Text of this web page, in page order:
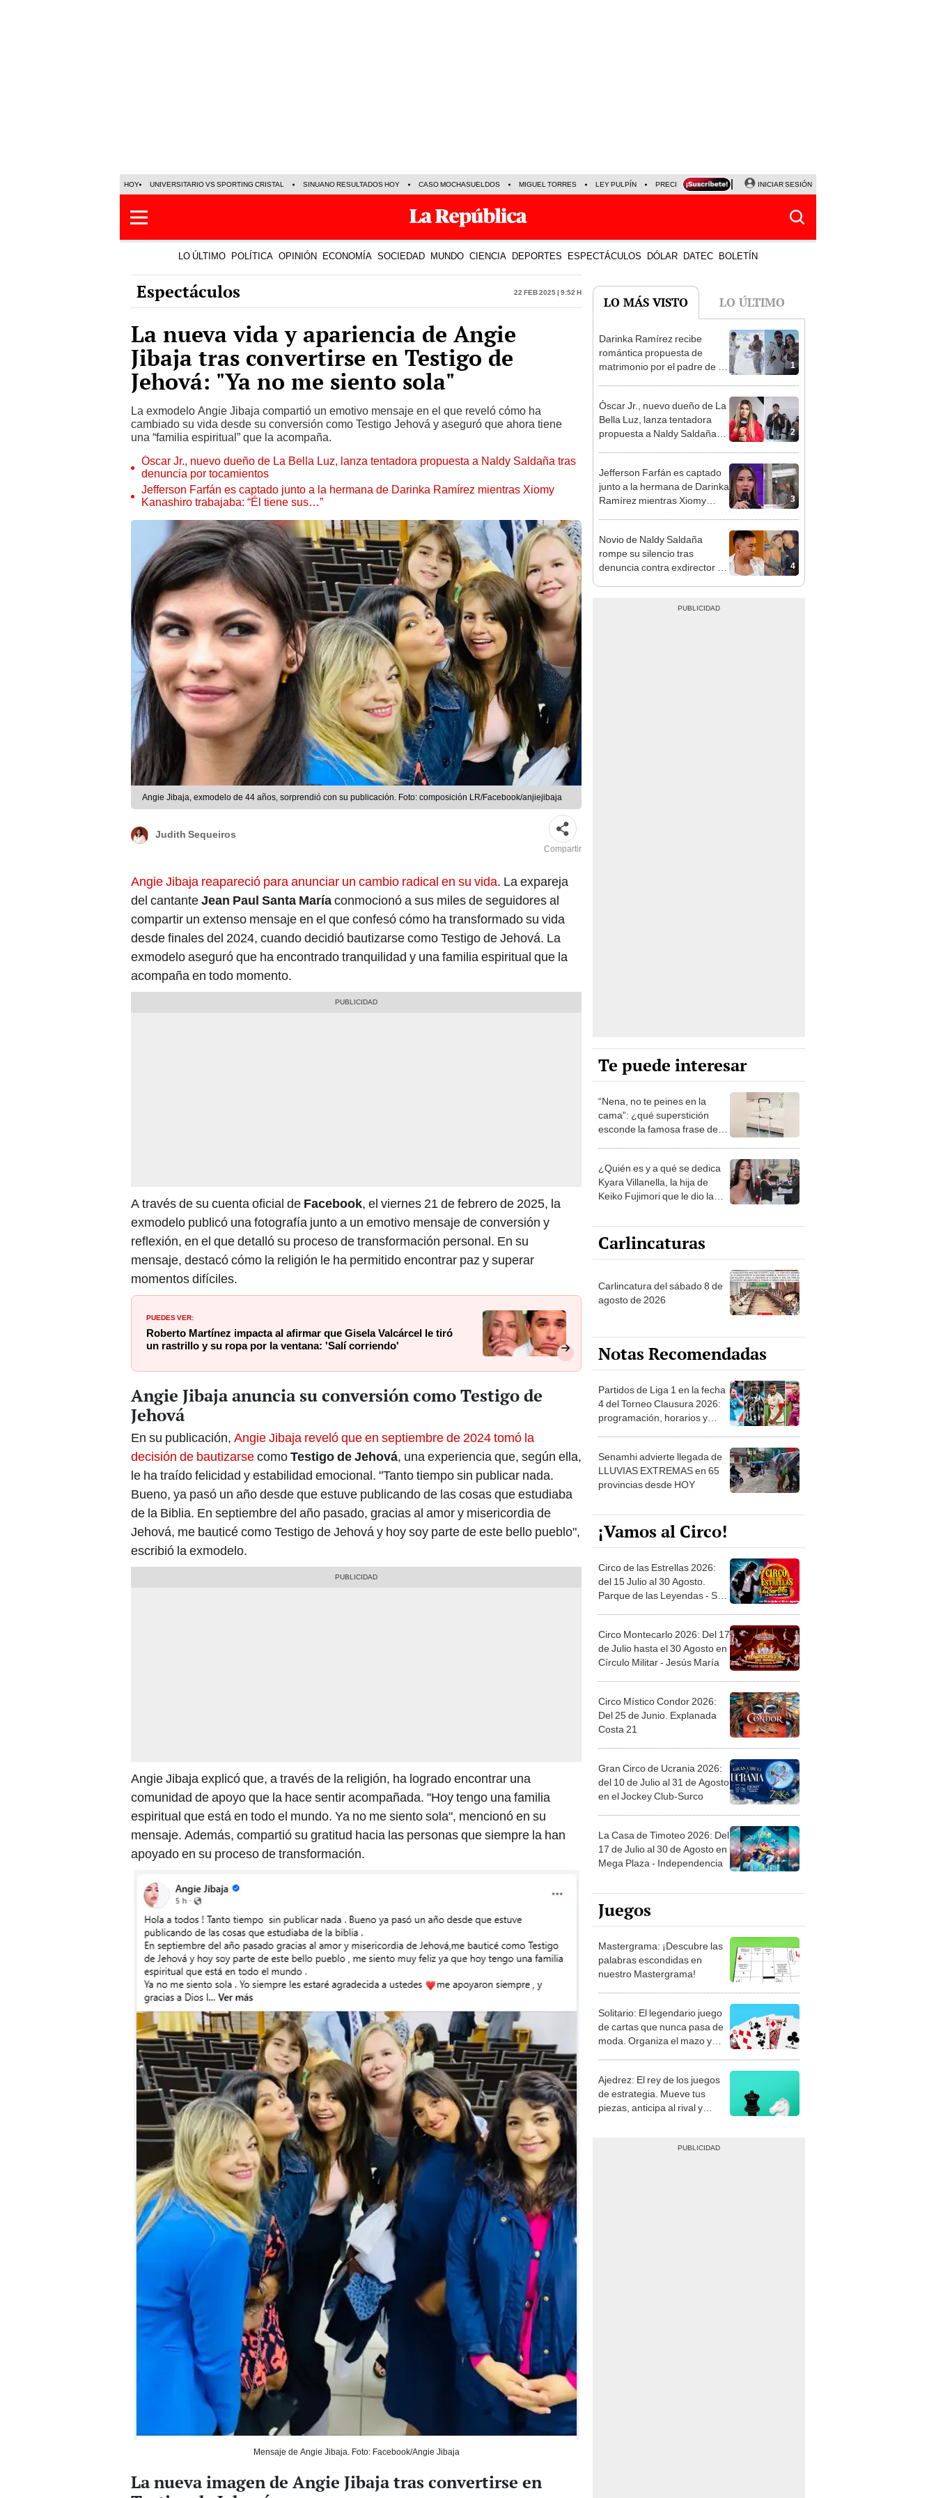
HOY UNIVERSITARIO VS SPORTING CRISTAL SINUANO RESULTADOS HOY CASO MOCHASUELDOS MIGUEL TORRES LEY PULPÍN PRECIO DEL DÓLAR CORTE DE LUZ VIERNES 7 DE AGOSTO
INICIAR SESIÓN
LO ÚLTIMO POLÍTICA OPINIÓN ECONOMÍA SOCIEDAD MUNDO CIENCIA DEPORTES ESPECTÁCULOS DÓLAR DATEC BOLETÍN
Espectáculos 22 Feb 2025 | 9:52 h
La nueva vida y apariencia de Angie
Jibaja tras convertirse en Testigo de
Jehová: "Ya no me siento sola"
La exmodelo Angie Jibaja compartió un emotivo mensaje en el que reveló cómo ha
cambiado su vida desde su conversión como Testigo Jehová y aseguró que ahora tiene
una “familia espiritual” que la acompaña.
Óscar Jr., nuevo dueño de La Bella Luz, lanza tentadora propuesta a Naldy Saldaña tras
denuncia por tocamientos
Jefferson Farfán es captado junto a la hermana de Darinka Ramírez mientras Xiomy
Kanashiro trabajaba: “Él tiene sus…”
Angie Jibaja, exmodelo de 44 años, sorprendió con su publicación. Foto: composición LR/Facebook/anjiejibaja
Judith Sequeiros
Compartir
Angie Jibaja reapareció para anunciar un cambio radical en su vida. La expareja
del cantanteJean Paul Santa Maríaconmocionó a sus miles de seguidores al
compartir un extenso mensaje en el que confesó cómo ha transformado su vida
desde finales del 2024, cuando decidió bautizarse como Testigo de Jehová. La
exmodelo aseguró que ha encontrado tranquilidad y una familia espiritual que la
acompaña en todo momento.
A través de su cuenta oficial de Facebook, el viernes 21 de febrero de 2025, la
exmodelo publicó una fotografía junto a un emotivo mensaje de conversión y
reflexión, en el que detalló su proceso de transformación personal. En su
mensaje, destacó cómo la religión le ha permitido encontrar paz y superar
momentos difíciles.
PUEDES VER:
Roberto Martínez impacta al afirmar que Gisela Valcárcel le tiró
un rastrillo y su ropa por la ventana: 'Salí corriendo'
Angie Jibaja anuncia su conversión como Testigo de
Jehová
En su publicación, Angie Jibaja reveló que en septiembre de 2024 tomó la
decisión de bautizarsecomoTestigo de Jehová, una experiencia que, según ella,
le ha traído felicidad y estabilidad emocional. "Tanto tiempo sin publicar nada.
Bueno, ya pasó un año desde que estuve publicando de las cosas que estudiaba
de la Biblia. En septiembre del año pasado, gracias al amor y misericordia de
Jehová, me bauticé como Testigo de Jehová y hoy soy parte de este bello pueblo",
escribió la exmodelo.
Angie Jibaja explicó que, a través de la religión, ha logrado encontrar una
comunidad de apoyo que la hace sentir acompañada. "Hoy tengo una familia
espiritual que está en todo el mundo. Ya no me siento sola", mencionó en su
mensaje. Además, compartió su gratitud hacia las personas que siempre la han
apoyado en su proceso de transformación.
Mensaje de Angie Jibaja. Foto: Facebook/Angie Jibaja
La nueva imagen de Angie Jibaja tras convertirse en
LO MÁS VISTO LO ÚLTIMO
1
Darinka Ramírez recibe
romántica propuesta de
matrimonio por el padre de su
2
Óscar Jr., nuevo dueño de La
Bella Luz, lanza tentadora
propuesta a Naldy Saldaña
tipo de ley”
3
Jefferson Farfán es captado
junto a la hermana de Darinka
Ramírez mientras Xiomy
4
Novio de Naldy Saldaña
rompe su silencio tras
denuncia contra exdirector de
Te puede interesar
“Nena, no te peines en la
cama”: ¿qué superstición
esconde la famosa frase de
¿Quién es y a qué se dedica
Kyara Villanella, la hija de
Keiko Fujimori que le dio la
Carlincaturas
Carlincatura del sábado 8 de
agosto de 2026
Notas Recomendadas
Partidos de Liga 1 en la fecha
4 del Torneo Clausura 2026:
programación, horarios y
Senamhi advierte llegada de
LLUVIAS EXTREMAS en 65
provincias desde HOY
¡Vamos al Circo!
Circo de las Estrellas 2026:
del 15 Julio al 30 Agosto.
Parque de las Leyendas - San
Circo Montecarlo 2026: Del 17
de Julio hasta el 30 Agosto en
Círculo Militar - Jesús María
Circo Místico Condor 2026:
Del 25 de Junio. Explanada
Costa 21
Gran Circo de Ucrania 2026:
del 10 de Julio al 31 de Agosto
en el Jockey Club-Surco
La Casa de Timoteo 2026: Del
17 de Julio al 30 de Agosto en
Mega Plaza - Independencia
Juegos
Mastergrama: ¡Descubre las
palabras escondidas en
nuestro Mastergrama!
Solitario: El legendario juego
de cartas que nunca pasa de
moda. Organiza el mazo y
Ajedrez: El rey de los juegos
de estrategia. Mueve tus
piezas, anticipa al rival y